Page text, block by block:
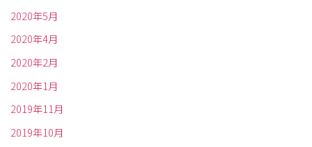
2020年5月
2020年4月
2020年2月
2020年1月
2019年11月
2019年10月